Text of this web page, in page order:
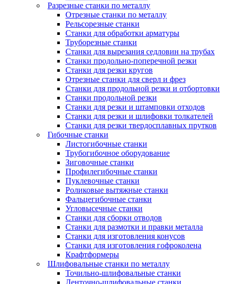
Разрезные станки по металлу
Отрезные станки по металлу
Рельсорезные станки
Станки для обработки арматуры
Труборезные станки
Станки для вырезания седловин на трубаx
Станки продольно-поперечной резки
Станки для резки кругов
Отрезные станки для сверл и фрез
Станки для продольной резки и отбортовки
Станки продольной резки
Станки для резки и штамповки отходов
Станки для резки и шлифовки толкателей
Станки для резки твердосплавных прутков
Гибочные станки
Листогибочные станки
Трубогибочное оборудование
Зиговочные станки
Профилегибочные станки
Пуклевочные станки
Роликовые вытяжные станки
Фальцегибочные станки
Угловысечные станки
Станки для сборки отводов
Станки для размотки и правки металла
Станки для изготовления конусов
Станки для изготовления гофроколена
Крафтформеры
Шлифовальные станки по металлу
Точильно-шлифовальные станки
Ленточно-шлифовальные станки